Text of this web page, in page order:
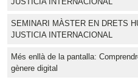
SEMINARI MÀSTER EN DRETS
JUSTICIA INTERNACIONAL
Més enllà de la pantalla:
gènere digital